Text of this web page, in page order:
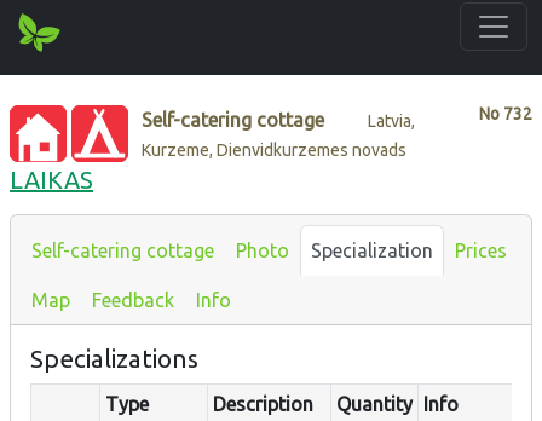
No 732
Self-catering cottage
Latvia,
Kurzeme, Dienvidkurzemes novads
LAIKAS
Self-catering cottage Photo Specialization Prices
Map Feedback Info
Specializations
Type Description Quantity Info